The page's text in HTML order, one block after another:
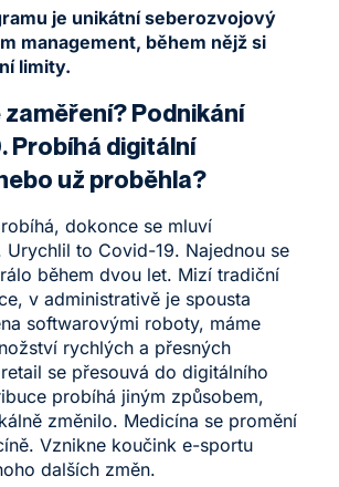
je unikátní seberozvojový
management, během nějž si
limity.
Podnikání
Probíhá digitální
už proběhla?
dokonce se mluví
to Covid-19. Najednou se
během dvou let. Mizí tradiční
v administrativě je spousta
softwarovými roboty, máme
rychlých a přesných
se přesouvá do digitálního
probíhá jiným způsobem,
změnilo. Medicína se promění
Vznikne koučink e-sportu
dalších změn.